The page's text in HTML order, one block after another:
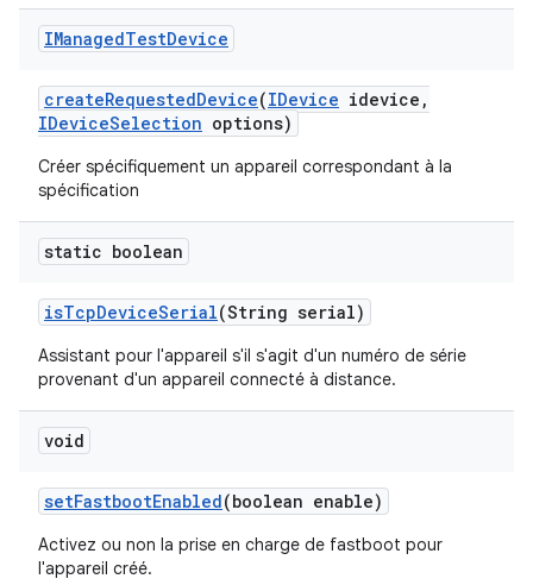
IManagedTestDevice
createRequestedDevice(IDevice idevice ,
IDeviceSelection options)
Créer spécifiquement un appareil correspondant à la
spécification
static boolean
isTcpDeviceSerial(String serial)
Assistant pour l'appareil s'il s'agit d'un numéro de série
provenant d'un appareil connecté à distance.
void
setFastbootEnabled(boolean enable)
Activez ou non la prise en charge de fastboot pour
l'appareil créé.